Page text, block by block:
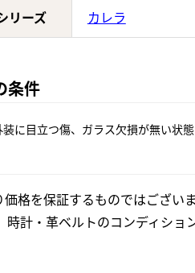
リーズ カレラ
条件
装に目立つ傷、ガラス欠損が無い状態
格を保証するものではございま
計・革ベルトのコンディショ